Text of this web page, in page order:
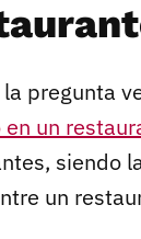
pregunta
un
siendo
un